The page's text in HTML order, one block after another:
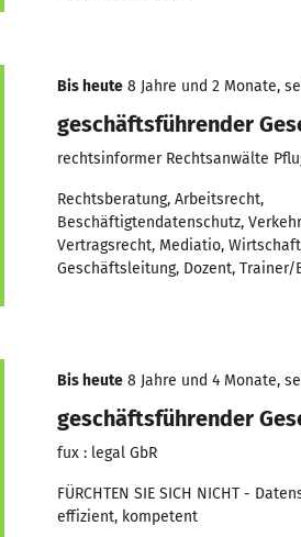
Bis heute 8 Jahre und 2 Monate,
geschäftsführender
rechtsinformer Rechtsanwälte
Rechtsberatung, Arbeitsrecht,
Beschäftigtendatenschutz,
Vertragsrecht, Mediatio,
Geschäftsleitung, Dozent, Trainer/
Bis heute 8 Jahre und 4 Monate,
geschäftsführender
fux : legal GbR
FÜRCHTEN SIE SICH NICHT -
effizient, kompetent